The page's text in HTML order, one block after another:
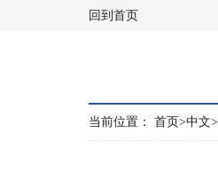
回到首页
当前位置： 首页>中文>